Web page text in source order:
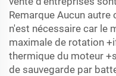
Remarque Aucun
n'est nécessaire car le
maximale de rotation
thermique du moteur
de sauvegarde par